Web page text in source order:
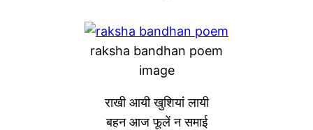
raksha bandhan poem
image
राखी आयी खुशियां लायी
बहन आज फूलें न समाई